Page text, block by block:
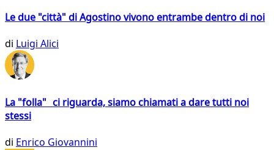
Le due "città" di Agostino vivono entrambe dentro di noi
di Luigi Alici
La "folla" ci riguarda, siamo chiamati a dare tutti noi
stessi
di Enrico Giovannini